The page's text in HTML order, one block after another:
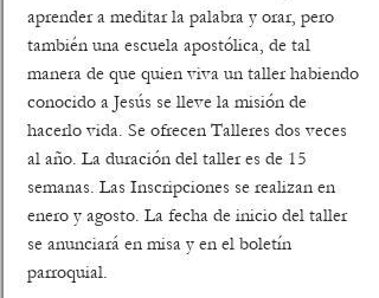
aprender a meditar la palabra y orar, pero
también una escuela apostólica, de tal
manera de que quien viva un taller habiendo
conocido a Jesús se lleve la misión de
hacerlo vida. Se ofrecen Talleres dos veces
al año. La duración del taller es de 15
semanas. Las Inscripciones se realizan en
enero y agosto. La fecha de inicio del taller
se anunciará en misa y en el boletín
parroquial.